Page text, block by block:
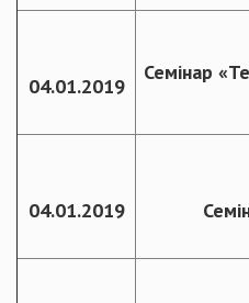
04.01.2019
Семінар
04.01.2019